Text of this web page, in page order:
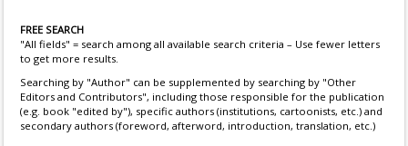
FREE SEARCH
"All fields" = search among all available search criteria – Use fewer letters
to get more results.
Searching by "Author" can be supplemented by searching by "Other
Editors and Contributors", including those responsible for the publication
(e.g. book "edited by"), specific authors (institutions, cartoonists, etc.) and
secondary authors (foreword, afterword, introduction, translation, etc.)